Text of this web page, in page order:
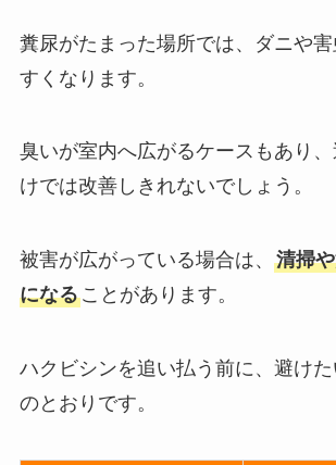
糞尿がたまった場所では、ダニや
すくなります。
臭いが室内へ広がるケースもあり
けでは改善しきれないでしょう。
被害が広がっている場合は、 清掃
になることがあります。
ハクビシンを追い払う前に、避け
のとおりです。